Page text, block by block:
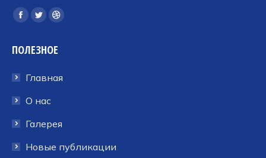
Ищите нас:
Страница
открывается
новом
окне
Страница
открывается
новом
окне
Страница
открывается
новом
ПОЛЕЗНОЕ
Главная
О нас
Галерея
Новые публикации